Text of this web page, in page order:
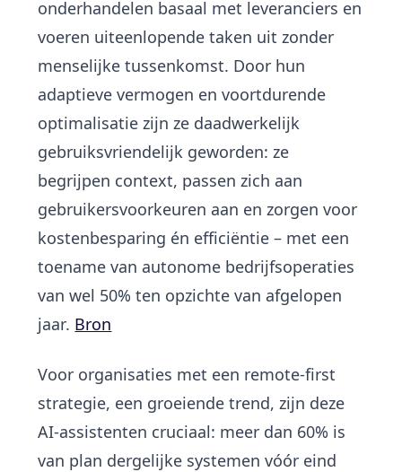
onderhandelen basaal met leveranciers en
voeren uiteenlopende taken uit zonder
menselijke tussenkomst. Door hun
adaptieve vermogen en voortdurende
optimalisatie zijn ze daadwerkelijk
gebruiksvriendelijk geworden: ze
begrijpen context, passen zich aan
gebruikersvoorkeuren aan en zorgen voor
kostenbesparing én efficiëntie – met een
toename van autonome bedrijfsoperaties
van wel 50% ten opzichte van afgelopen
jaar. Bron
Voor organisaties met een remote-first
strategie, een groeiende trend, zijn deze
AI-assistenten cruciaal: meer dan 60% is
van plan dergelijke systemen vóór eind